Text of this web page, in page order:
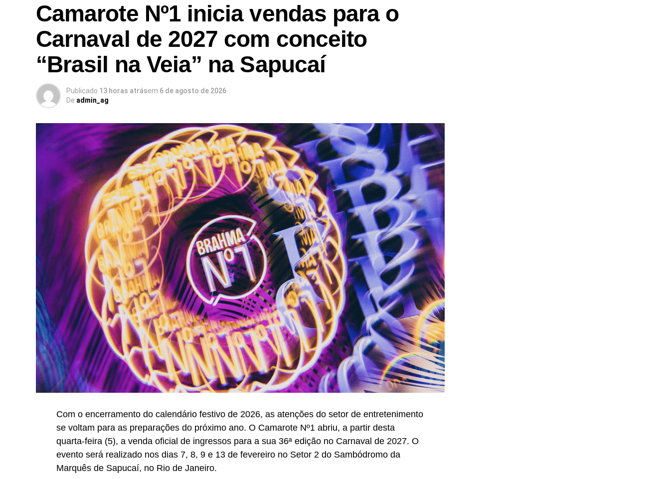
Camarote Nº1 inicia vendas para o
Carnaval de 2027 com conceito
“Brasil na Veia” na Sapucaí
Publicado 13 horas atrásem 6 de agosto de 2026
De admin_ag
Com o encerramento do calendário festivo de 2026, as atenções do setor de entretenimento
se voltam para as preparações do próximo ano. O Camarote Nº1 abriu, a partir desta
quarta-feira (5), a venda oficial de ingressos para a sua 36ª edição no Carnaval de 2027. O
evento será realizado nos dias 7, 8, 9 e 13 de fevereiro no Setor 2 do Sambódromo da
Marquês de Sapucaí, no Rio de Janeiro.